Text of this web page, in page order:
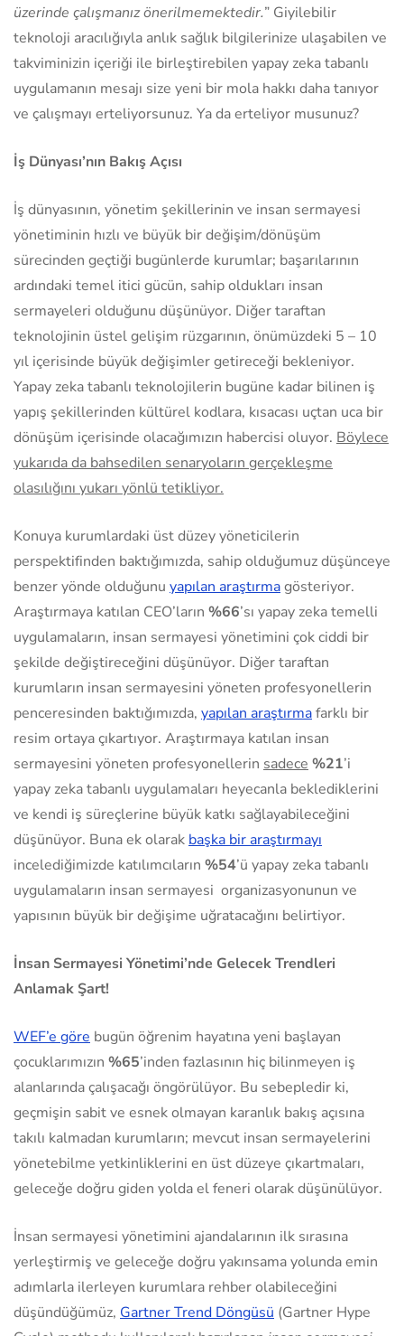
üzerinde çalışmanız önerilmemektedir.” Giyilebilir
teknoloji aracılığıyla anlık sağlık bilgilerinize ulaşabilen ve
takviminizin içeriği ile birleştirebilen yapay zeka tabanlı
uygulamanın mesajı size yeni bir mola hakkı daha tanıyor
ve çalışmayı erteliyorsunuz. Ya da erteliyor musunuz?
İş Dünyası’nın Bakış Açısı
İş dünyasının, yönetim şekillerinin ve insan sermayesi
yönetiminin hızlı ve büyük bir değişim/dönüşüm
sürecinden geçtiği bugünlerde kurumlar; başarılarının
ardındaki temel itici gücün, sahip oldukları insan
sermayeleri olduğunu düşünüyor. Diğer taraftan
teknolojinin üstel gelişim rüzgarının, önümüzdeki 5 – 10
yıl içerisinde büyük değişimler getireceği bekleniyor.
Yapay zeka tabanlı teknolojilerin bugüne kadar bilinen iş
yapış şekillerinden kültürel kodlara, kısacası uçtan uca bir
dönüşüm içerisinde olacağımızın habercisi oluyor. Böylece
yukarıda da bahsedilen senaryoların gerçekleşme
olasılığını yukarı yönlü tetikliyor.
Konuya kurumlardaki üst düzey yöneticilerin
perspektifinden baktığımızda, sahip olduğumuz düşünceye
benzer yönde olduğunu yapılan araştırmagösteriyor.
Araştırmaya katılan CEO’ların %66’sı yapay zeka temelli
uygulamaların, insan sermayesi yönetimini çok ciddi bir
şekilde değiştireceğini düşünüyor. Diğer taraftan
kurumların insan sermayesini yöneten profesyonellerin
penceresinden baktığımızda, yapılan araştırmafarklı bir
resim ortaya çıkartıyor. Araştırmaya katılan insan
sermayesini yöneten profesyonellerin sadece %21’i
yapay zeka tabanlı uygulamaları heyecanla beklediklerini
ve kendi iş süreçlerine büyük katkı sağlayabileceğini
düşünüyor. Buna ek olarak başka bir araştırmayı
incelediğimizde katılımcıların %54’ü yapay zeka tabanlı
uygulamaların insan sermayesi organizasyonunun ve
yapısının büyük bir değişime uğratacağını belirtiyor.
İnsan Sermayesi Yönetimi’nde Gelecek Trendleri
Anlamak Şart!
WEF’e göre bugün öğrenim hayatına yeni başlayan
çocuklarımızın %65’inden fazlasının hiç bilinmeyen iş
alanlarında çalışacağı öngörülüyor. Bu sebepledir ki,
geçmişin sabit ve esnek olmayan karanlık bakış açısına
takılı kalmadan kurumların; mevcut insan sermayelerini
yönetebilme yetkinliklerini en üst düzeye çıkartmaları,
geleceğe doğru giden yolda el feneri olarak düşünülüyor.
İnsan sermayesi yönetimini ajandalarının ilk sırasına
yerleştirmiş ve geleceğe doğru yakınsama yolunda emin
adımlarla ilerleyen kurumlara rehber olabileceğini
düşündüğümüz, Gartner Trend Döngüsü (Gartner Hype